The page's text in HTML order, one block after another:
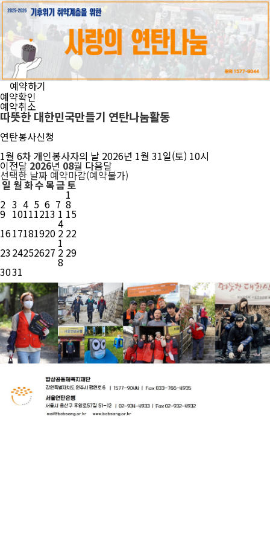
예약하기
예약확인
예약취소
따뜻한 대한민국만들기 연탄나눔활동
연탄봉사신청
1월 6차 개인봉사자의 날 2026년 1월 31일(토) 10시
이전달 2026년 08월 다음달
선택한 날짜 예약마감(예약불가)
일 월화수목금 토
1
2 3 4 5 6 7 8
9 10111213 1
4
15
1617181920 2
1
22
2324252627 2
8
29
3031